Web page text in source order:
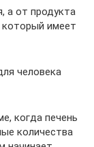
а от продукта
который имеет
человека
когда печень
количества